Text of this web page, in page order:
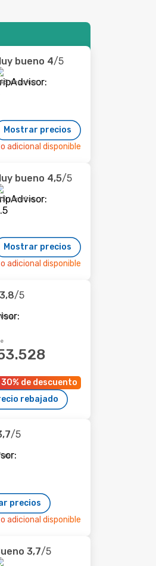
bueno 4/5
reseñas
Mostrar precios
adicional disponible
bueno 4,5/5
reseñas
Mostrar precios
adicional disponible
3,8/5
de descuento
rebajado
/5
precios
adicional disponible
3,7/5